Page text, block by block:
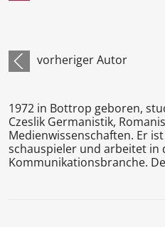
vorheriger Autor
1972 in Bottrop geboren,
Czeslik Germanistik,
Medienwissenschaften. Er
schauspieler und arbeitet in
Kommunikationsbranche.